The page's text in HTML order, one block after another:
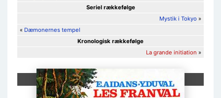
Seriel rækkefølge
Mystik i Tokyo »
« Dæmonernes tempel
Kronologisk rækkefølge
La grande initiation »